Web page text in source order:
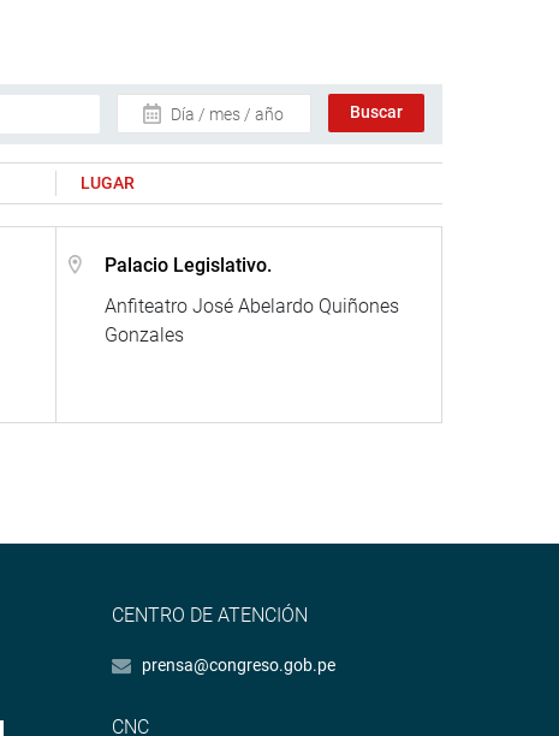
Día / mes / año
LUGAR
Palacio Legislativo.
Anfiteatro José Abelardo Quiñones
Gonzales
CENTRO DE ATENCIÓN
prensa@congreso.gob.pe
CNC